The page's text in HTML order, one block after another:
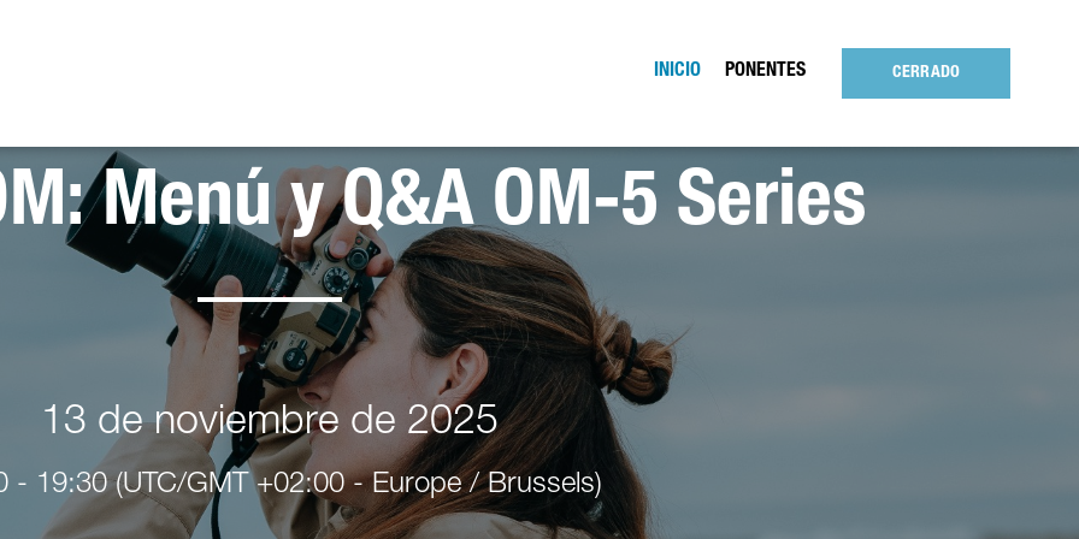
INICIO PONENTES CERRADO
Menú y Q&A OM-5 Series
13 de noviembre de 2025
- 19:30(UTC/GMT +02:00 - Europe / Brussels)